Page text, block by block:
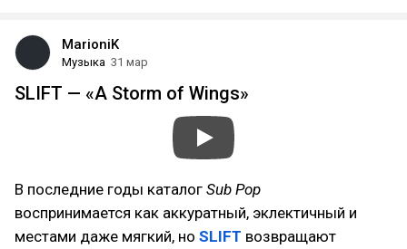
MarioniK
Музыка 31 мар
SLIFT — «A Storm of Wings»
В последние годы каталог Sub Pop
воспринимается как аккуратный, эклектичный и
местами даже мягкий, но SLIFT возвращают